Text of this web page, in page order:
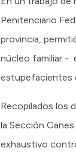
Penitenciario
provincia,
núcleo familiar -
estupefacientes
Recopilados los
la Sección
exhaustivo